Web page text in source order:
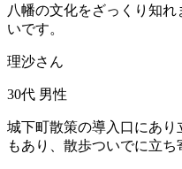
八幡の文化をざっくり知
いです。
理沙さん
30代 男性
城下町散策の導入口にあ
もあり、散歩ついでに立ち